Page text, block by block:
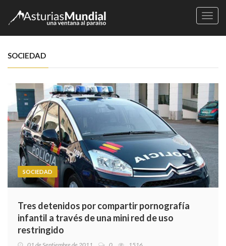
SOCIEDAD
SOCIEDAD
Tres detenidos por compartir pornografía
infantil a través de una mini red de uso
restringido